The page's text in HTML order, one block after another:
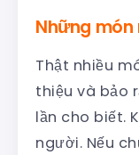
Những món
Thật nhiều
thiệu và bảo
lần cho biết.
người. Nếu